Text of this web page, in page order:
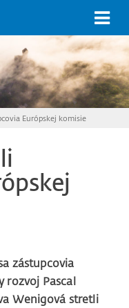
Európskej komisie
zástupcovia
rozvoj Pascal
Wenigová stretli